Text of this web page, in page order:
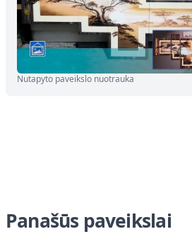
Nutapyto paveikslo nuotrauka
Panašūs paveikslai